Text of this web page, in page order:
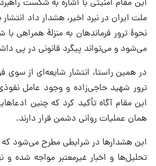
این مقام امنیتی با اشاره به شکست
ملت ایران در نبرد اخیر، هشدار داد انتشار
نحوهٔ ترور فرماندهان به منزلهٔ همراهی
می‌شود و می‌تواند پیگرد قانونی در پی
در همین راستا، انتشار شایعه‌ای از سوی
ترور شهید حاجی‌زاده و وجود عامل
این مقام آگاه تأکید کرد که چنین
همان عملیات روانی دشمن قرار دارند.
این هشدارها در شرایطی مطرح می‌شود که
تحلیل‌ها و اخبار غیرمعتبر مواجه شده و